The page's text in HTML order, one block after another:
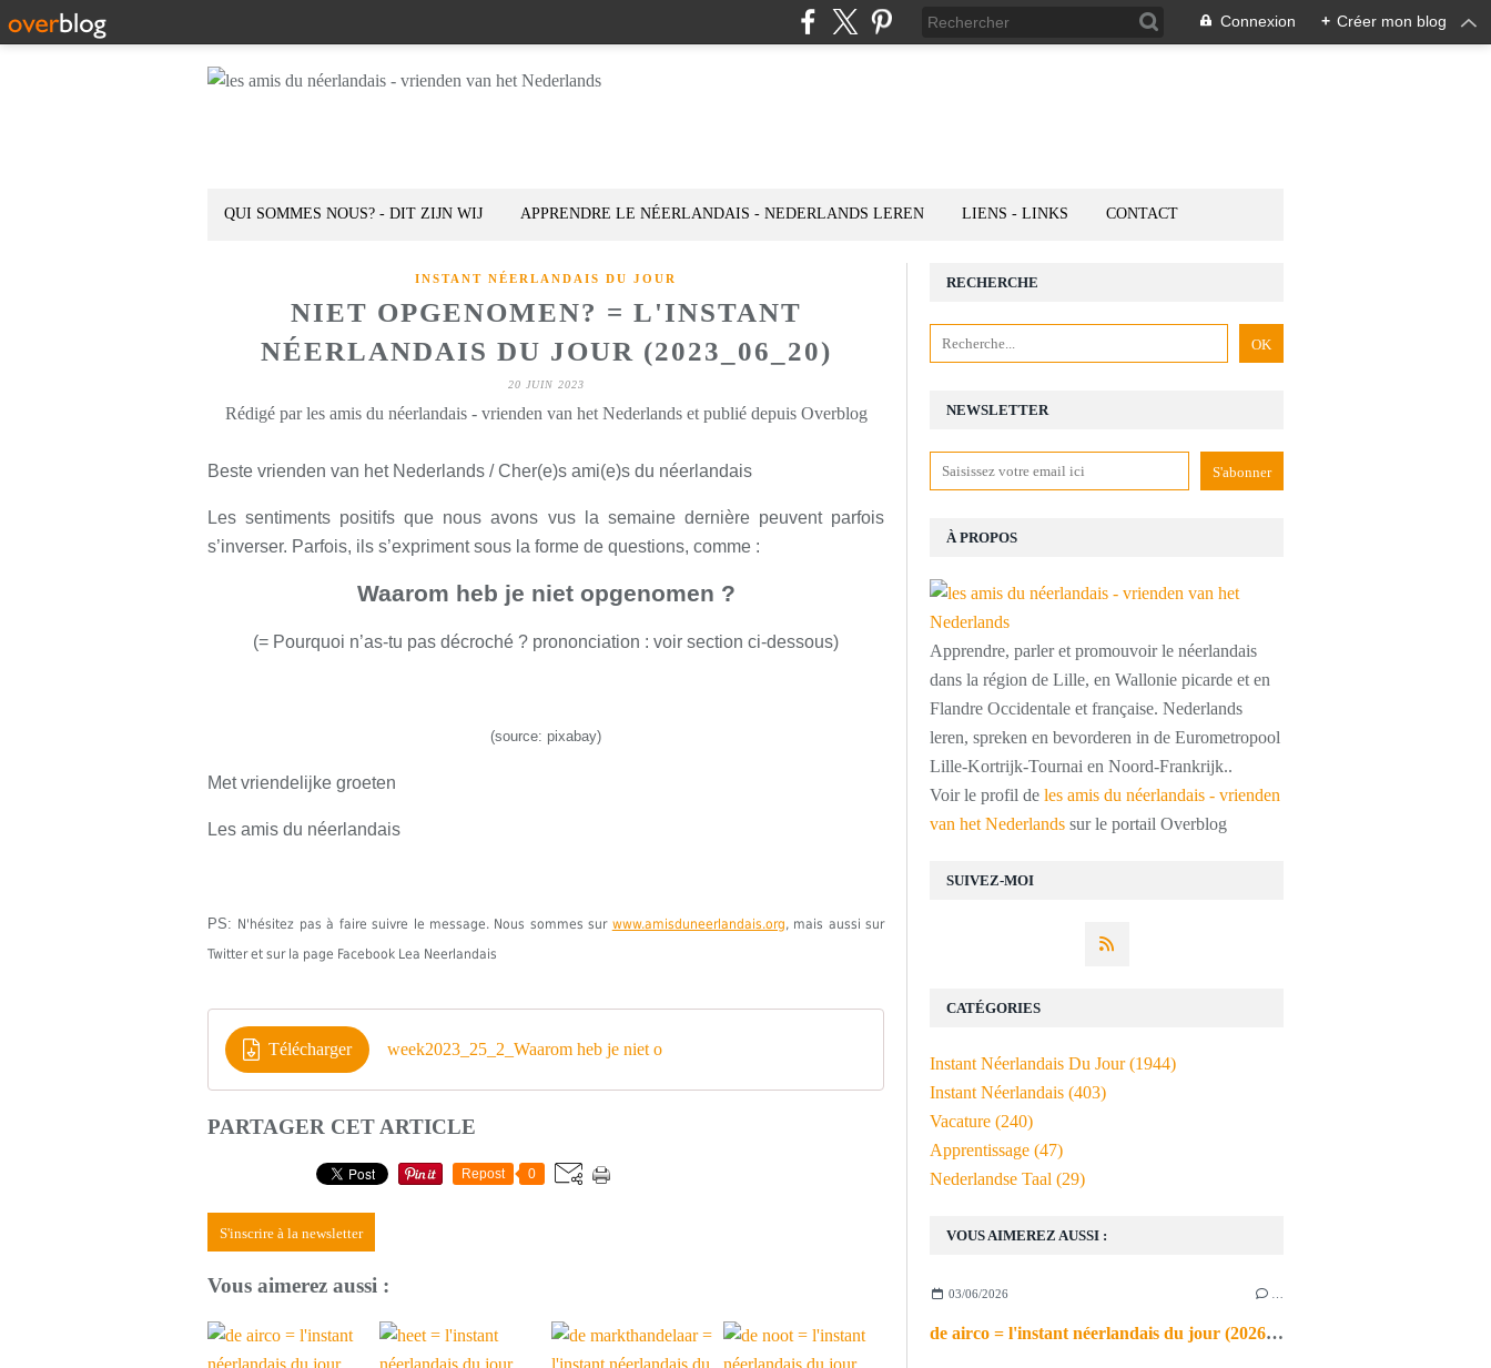
Connexion + Créer mon blog
QUI SOMMES NOUS? - DIT ZIJN WIJ APPRENDRE LE NÉERLANDAIS - NEDERLANDS LEREN LIENS - LINKS CONTACT
INSTANT NÉERLANDAIS DU JOUR
NIET OPGENOMEN? = L'INSTANT
NÉERLANDAIS DU JOUR (2023_06_20)
20 JUIN 2023
Rédigé par les amis du néerlandais - vrienden van het Nederlands et publié depuis Overblog
Beste vrienden van het Nederlands / Cher(e)s ami(e)s du néerlandais
Les sentiments positifs que nous avons vus la semaine dernière peuvent parfois
s’inverser. Parfois, ils s’expriment sous la forme de questions, comme :
Waarom heb je niet opgenomen ?
(= Pourquoi n’as-tu pas décroché ? prononciation : voir section ci-dessous)
(source: pixabay)
Met vriendelijke groeten
Les amis du néerlandais
PS: N'hésitez pas à faire suivre le message. Nous sommes sur www.amisduneerlandais.org, mais aussi sur
Twitter et sur la page Facebook Lea Neerlandais
Télécharger week2023_25_2_Waarom heb je niet o
PARTAGER CET ARTICLE
Repost 0
S'inscrire à la newsletter
Vous aimerez aussi :
NEWSLETTER
SUIVEZ-MOI
RECHERCHE
À PROPOS
Apprendre, parler et promouvoir le néerlandais
dans la région de Lille, en Wallonie picarde et en
Flandre Occidentale et française. Nederlands
leren, spreken en bevorderen in de Eurometropool
Lille-Kortrijk-Tournai en Noord-Frankrijk..
Voir le profil de les amis du néerlandais - vrienden
van het Nederlands sur le portail Overblog
VOUS AIMEREZ AUSSI :
03/06/2026
de airco = l'instant néerlandais du jour (2026_06_03)
CATÉGORIES
Instant Néerlandais Du Jour(1944)
Instant Néerlandais (403)
Vacature (240)
Apprentissage (47)
Nederlandse Taal (29)